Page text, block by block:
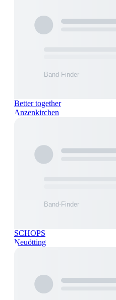
Better together
Anzenkirchen
SCHOPS
Neuötting